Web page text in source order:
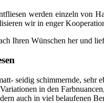
werden einzeln von
wir in enger
Ihren Wünschen her und
seidig schimmernde, sehr
in den
auch in viel belaufenen